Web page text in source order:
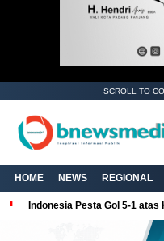
SCROLL TO
HOME NEWS REGIONAL
Indonesia Pesta Gol 5-1